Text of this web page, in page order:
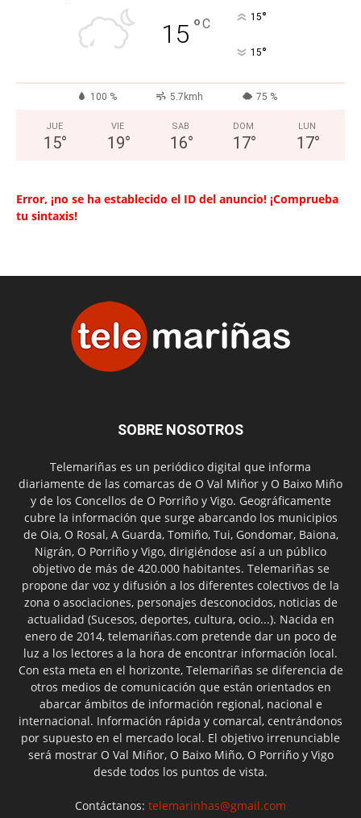
15 °C 15°
15°
100 % 5.7kmh 75 %
JUE
15°
VIE
19°
SAB
16°
DOM
17°
LUN
17°
Error, ¡no se ha establecido el ID del anuncio! ¡Comprueba
tu sintaxis!
SOBRE NOSOTROS
Telemariñas es un periódico digital que informa
diariamente de las comarcas de O Val Miñor y O Baixo Miño
y de los Concellos de O Porriño y Vigo. Geográficamente
cubre la información que surge abarcando los municipios
de Oia, O Rosal, A Guarda, Tomiño, Tui, Gondomar, Baiona,
Nigrán, O Porriño y Vigo, dirigiéndose así a un público
objetivo de más de 420.000 habitantes. Telemariñas se
propone dar voz y difusión a los diferentes colectivos de la
zona o asociaciones, personajes desconocidos, noticias de
actualidad (Sucesos, deportes, cultura, ocio...). Nacida en
enero de 2014, telemariñas.com pretende dar un poco de
luz a los lectores a la hora de encontrar información local.
Con esta meta en el horizonte, Telemariñas se diferencia de
otros medios de comunicación que están orientados en
abarcar ámbitos de información regional, nacional e
internacional. Información rápida y comarcal, centrándonos
por supuesto en el mercado local. El objetivo irrenunciable
será mostrar O Val Miñor, O Baixo Miño, O Porriño y Vigo
desde todos los puntos de vista.
Contáctanos: telemarinhas@gmail.com